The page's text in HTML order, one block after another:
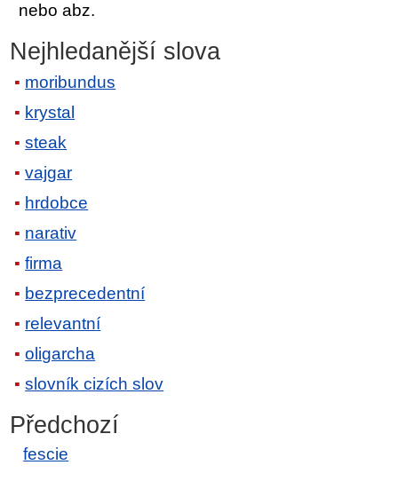
nebo abz.
Nejhledanější slova
moribundus
krystal
steak
vajgar
hrdobce
narativ
firma
bezprecedentní
relevantní
oligarcha
slovník cizích slov
Předchozí
fescie